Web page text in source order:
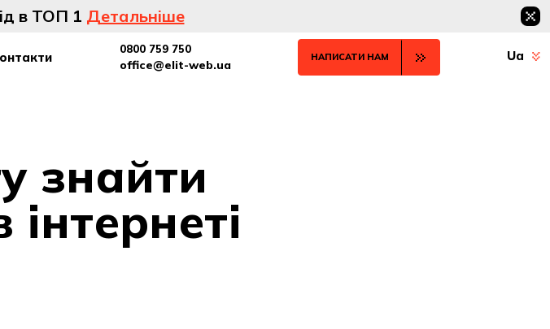
в ТОП 1 Детальніше
0800 759 750
office@elit-web.ua
НАПИСАТИ НАМ Ua
знайти
інтернеті